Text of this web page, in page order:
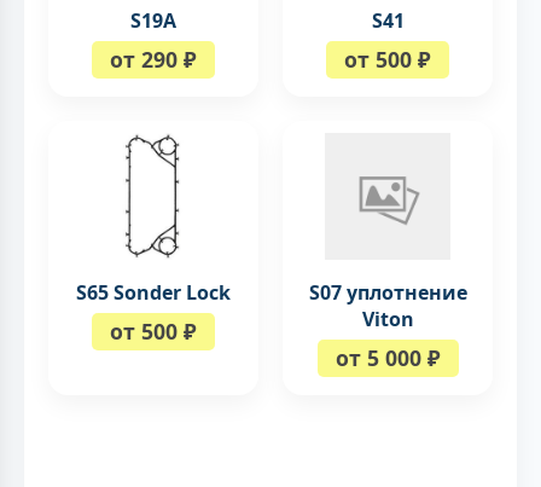
S19A
от 290 ₽
S41
от 500 ₽
S65 Sonder Lock
от 500 ₽
S07 уплотнение
Viton
от 5 000 ₽